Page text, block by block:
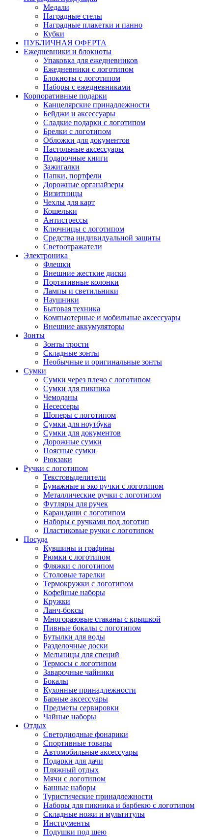
Медали
Наградные стелы
Наградные плакетки и панно
Кубки
ПУБЛИЧНАЯ ОФЕРТА
Ежедневники и блокноты
Упаковка для ежедневников
Ежедневники с логотипом
Блокноты с логотипом
Наборы с ежедневниками
Корпоративные подарки
Канцелярские принадлежности
Бейджи и аксессуары
Сладкие подарки с логотипом
Брелки с логотипом
Обложки для документов
Настольные аксессуары
Подарочные книги
Зажигалки
Папки, портфели
Дорожные органайзеры
Визитницы
Чехлы для карт
Кошельки
Антистрессы
Ключницы с логотипом
Средства индивидуальной защиты
Светоотражатели
Электроника
Флешки
Внешние жесткие диски
Портативные колонки
Лампы и светильники
Наушники
Бытовая техника
Компьютерные и мобильные аксессуары
Внешние аккумуляторы
Зонты
Зонты трости
Складные зонты
Необычные и оригинальные зонты
Сумки
Сумки через плечо с логотипом
Сумки для пикника
Чемоданы
Несессеры
Шоперы с логотипом
Сумки для ноутбука
Сумки для документов
Дорожные сумки
Поясные сумки
Рюкзаки
Ручки с логотипом
Текстовыделители
Бумажные и эко ручки с логотипом
Металлические ручки с логотипом
Футляры для ручек
Карандаши с логотипом
Наборы с ручками под логотип
Пластиковые ручки с логотипом
Посуда
Кувшины и графины
Рюмки с логотипом
Фляжки с логотипом
Столовые тарелки
Термокружки с логотипом
Кофейные наборы
Кружки
Ланч-боксы
Многоразовые стаканы с крышкой
Пивные бокалы с логотипом
Бутылки для воды
Разделочные доски
Мельницы для специй
Термосы с логотипом
Заварочные чайники
Бокалы
Кухонные принадлежности
Барные аксессуары
Предметы сервировки
Чайные наборы
Отдых
Светодиодные фонарики
Спортивные товары
Автомобильные аксессуары
Подарки для дачи
Пляжный отдых
Мячи с логотипом
Банные наборы
Туристические принадлежности
Наборы для пикника и барбекю с логотипом
Складные ножи и мультитулы
Инструменты
Подушки под шею